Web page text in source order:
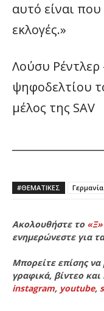
αυτό είναι
εκλογές.»
Λούσυ Ρέντλερ
ψηφοδελτίου
μέλος της SAV
#ΘΕΜΑΤΙΚΈΣ Γερμανία
Ακολουθήστε το
ενημερώνεστε για
Μπορείτε επίσης να
γραφικά, βίντεο
instagram, youtube,